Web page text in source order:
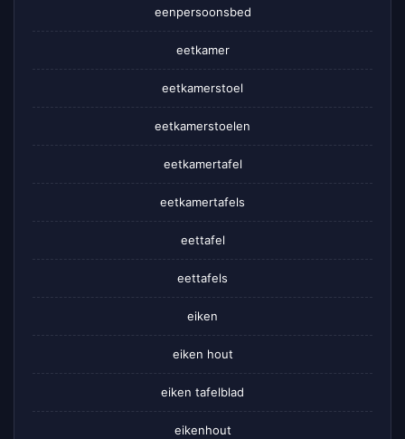
eenpersoonsbed
eetkamer
eetkamerstoel
eetkamerstoelen
eetkamertafel
eetkamertafels
eettafel
eettafels
eiken
eiken hout
eiken tafelblad
eikenhout